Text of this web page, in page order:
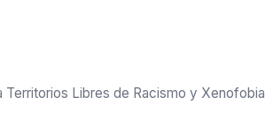
Libres de Racismo y Xenofobia